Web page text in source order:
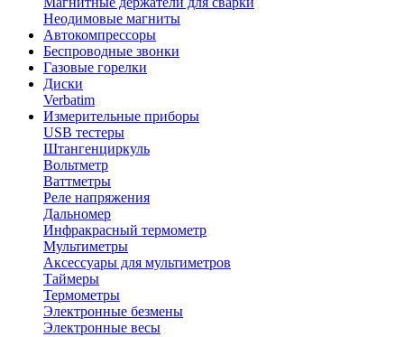
Неодимовые магниты
Автокомпрессоры
Беспроводные звонки
Газовые горелки
Диски
Verbatim
Измерительные приборы
USB тестеры
Штангенциркуль
Вольтметр
Ваттметры
Реле напряжения
Дальномер
Инфракрасный термометр
Мультиметры
Аксессуары для мультиметров
Таймеры
Термометры
Электронные безмены
Электронные весы